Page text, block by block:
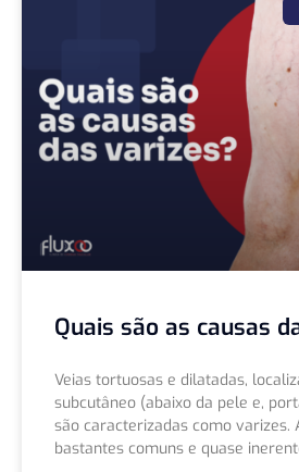
Quais são as causas
Veias tortuosas e dilatadas,
subcutâneo (abaixo da pele e,
são caracterizadas como varizes.
bastantes comuns e quase